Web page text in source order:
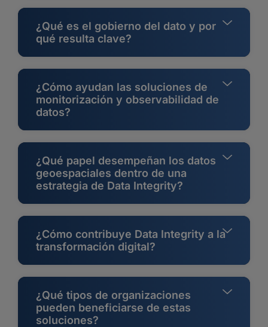
¿Qué es el gobierno del dato y por
qué resulta clave?
¿Cómo ayudan las soluciones de
monitorización y observabilidad de
datos?
¿Qué papel desempeñan los datos
geoespaciales dentro de una
estrategia de Data Integrity?
¿Cómo contribuye Data Integrity a la
transformación digital?
¿Qué tipos de organizaciones
pueden beneficiarse de estas
soluciones?